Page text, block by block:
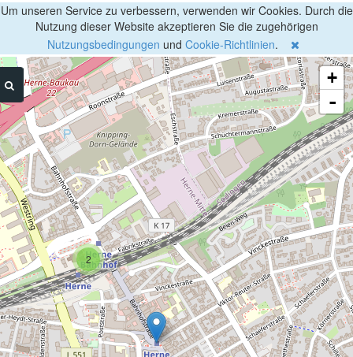
Um unseren Service zu verbessern, verwenden wir Cookies. Durch die
Nutzung dieser Website akzeptieren Sie die zugehörigen
Nutzungsbedingungen und Cookie-Richtlinien.
2
+
-